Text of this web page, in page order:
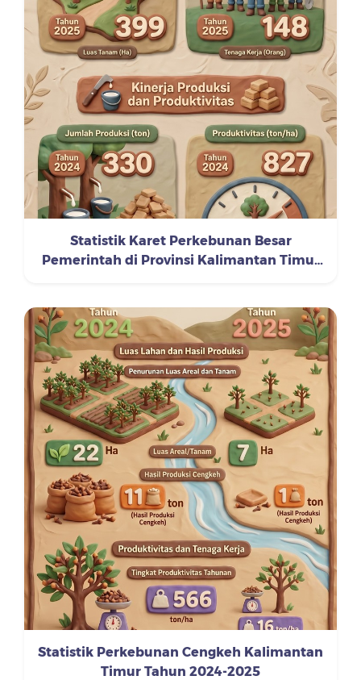
Statistik Karet Perkebunan Besar
Pemerintah di Provinsi Kalimantan Timur
Statistik Perkebunan Cengkeh Kalimantan
Timur Tahun 2024-2025